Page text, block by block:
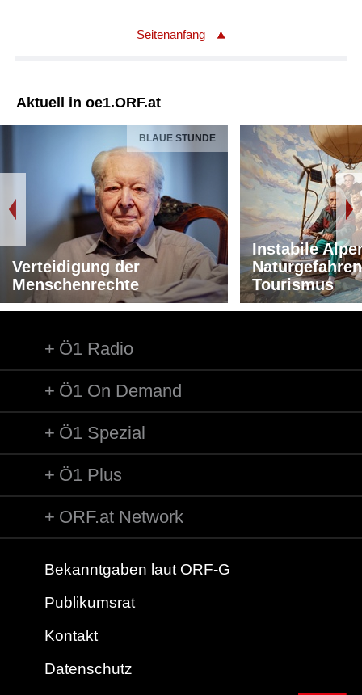
Seitenanfang
Aktuell in oe1.ORF.at
BLAUE STUNDE
Verteidigung der
Menschenrechte
Instabile
Tourismus
Ö1 Radio
Ö1 On Demand
Ö1 Spezial
Ö1 Plus
ORF.at Network
Bekanntgaben laut ORF-G
Publikumsrat
Kontakt
Datenschutz